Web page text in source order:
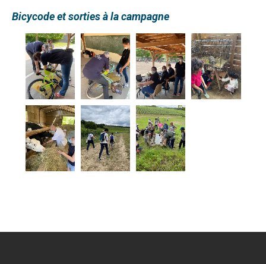
Bicycode et sorties à la campagne